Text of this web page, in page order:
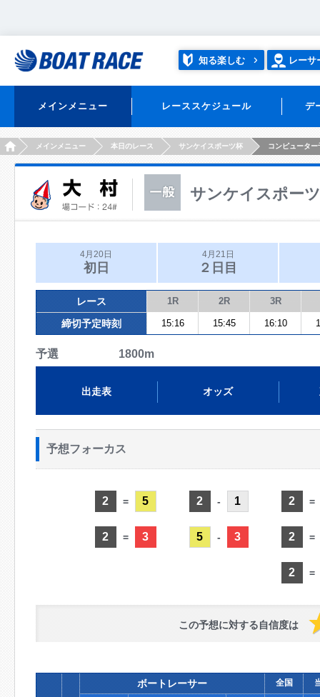
知る楽しむ レーサ
メインメニュー レーススケジュール デ
HOMEメインメニュー 本日のレース サンケイスポーツ杯 コンピューター
サンケイスポー
4月20日
初日
4月21日
２日目
レース 1R 2R 3R
締切予定時刻 15:16 15:45 16:10
予選 1800m
出走表 オッズ
予想フォーカス
2 = 5
2 = 3
2 - 1
5 - 3
2 =
2 =
2 =
この予想に対する自信度は
ボートレーサー 全国